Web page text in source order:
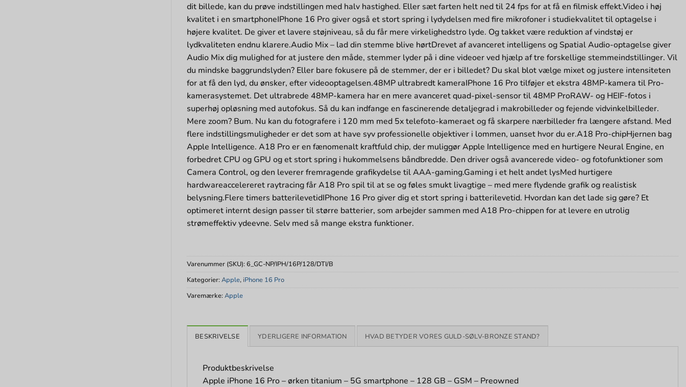
dit billede, kan du prøve indstillingen med halv hastighed. Eller sæt farten helt ned til 24 fps for at få en filmisk effekt.Video i høj
kvalitet i en smartphoneIPhone 16 Pro giver også et stort spring i lydydelsen med fire mikrofoner i studiekvalitet til optagelse i
højere kvalitet. De giver et lavere støjniveau, så du får mere virkelighedstro lyde. Og takket være reduktion af vindstøj er
lydkvaliteten endnu klarere.Audio Mix – lad din stemme blive hørtDrevet af avanceret intelligens og Spatial Audio-optagelse giver
Audio Mix dig mulighed for at justere den måde, stemmer lyder på i dine videoer ved hjælp af tre forskellige stemmeindstillinger. Vil
du mindske baggrundslyden? Eller bare fokusere på de stemmer, der er i billedet? Du skal blot vælge mixet og justere intensiteten
for at få den lyd, du ønsker, efter videooptagelsen.48MP ultrabredt kameraIPhone 16 Pro tilføjer et ekstra 48MP-kamera til Pro-
kamerasystemet. Det ultrabrede 48MP-kamera har en mere avanceret quad-pixel-sensor til 48MP ProRAW- og HEIF-fotos i
superhøj opløsning med autofokus. Så du kan indfange en fascinerende detaljegrad i makrobilleder og fejende vidvinkelbilleder.
Mere zoom? Bum. Nu kan du fotografere i 120 mm med 5x telefoto-kameraet og få skarpere nærbilleder fra længere afstand. Med
flere indstillingsmuligheder er det som at have syv professionelle objektiver i lommen, uanset hvor du er.A18 Pro-chipHjernen bag
Apple Intelligence. A18 Pro er en fænomenalt kraftfuld chip, der muliggør Apple Intelligence med en hurtigere Neural Engine, en
forbedret CPU og GPU og et stort spring i hukommelsens båndbredde. Den driver også avancerede video- og fotofunktioner som
Camera Control, og den leverer fremragende grafikydelse til AAA-gaming.Gaming i et helt andet lysMed hurtigere
hardwareaccelereret raytracing får A18 Pro spil til at se og føles smukt livagtige – med mere flydende grafik og realistisk
belysning.Flere timers batterilevetidIPhone 16 Pro giver dig et stort spring i batterilevetid. Hvordan kan det lade sig gøre? Et
optimeret internt design passer til større batterier, som arbejder sammen med A18 Pro-chippen for at levere en utrolig
strømeffektiv ydeevne. Selv med så mange ekstra funktioner.
Varenummer (SKU):6_GC-NP/IPH/16P/128/DTI/B
Kategorier:Apple, iPhone 16 Pro
Varemærke:Apple
BESKRIVELSE YDERLIGERE INFORMATION HVAD BETYDER VORES GULD-SØLV-BRONZE STAND?
Produktbeskrivelse
Apple iPhone 16 Pro – ørken titanium – 5G smartphone – 128 GB – GSM – Preowned